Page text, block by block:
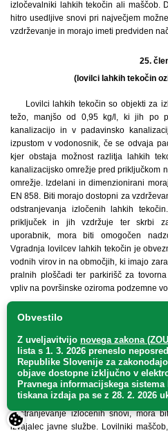
izločevalniki lahkih tekočin ali maščob.
hitro usedljive snovi pri največjem
vzdrževanje in morajo imeti predviden
25.
(lovilci lahkih tekočin
Lovilci lahkih tekočin so objekti za
težo, manjšo od 0,95 kg/l, ki jih po
kanalizacijo in v padavinsko
izpustom v vodonosnik, če se odvaja
kjer obstaja možnost razlitja lahkih
kanalizacijsko omrežje pred priključkom
omrežje. Izdelani in dimenzionirani
EN 858. Biti morajo dostopni za
odstranjevanja izločenih lahkih
priključek in jih vzdržuje ter skrbi
uporabnik, mora biti omogočen
Vgradnja lovilcev lahkih tekočin je
vodnih virov in na območjih, ki imajo
pralnih ploščadi ter parkirišč za
vpliv na površinske oziroma podzemne
(lovilci maščob oziroma
Lovilniki maščob so naprave
rastlinskega in živalskega izvora, ki
kanalizacijo. Izdelani morajo biti po
so vgrajeni v kanalizacijski priključek
odstranjevanje izločenih snovi, mora
izvajalec javne službe. Lovilniki
Obvestilo
Z uveljavitvijo novega zakona
lista s 1. 3. 2026 preneslo
Republike Slovenije za zakonodajo
objave dostopne izključno v
Pravnega informacijskega
tiskana izdaja pa se z 28. 2. 2026